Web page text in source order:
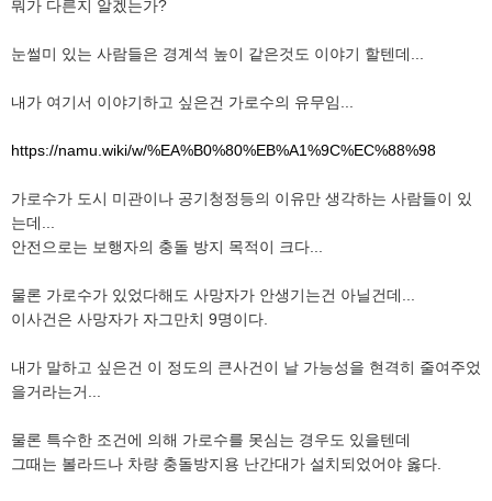
뭐가 다른지 알겠는가?
눈썰미 있는 사람들은 경계석 높이 같은것도 이야기 할텐데...
내가 여기서 이야기하고 싶은건 가로수의 유무임...
https://namu.wiki/w/%EA%B0%80%EB%A1%9C%EC%88%98
가로수가 도시 미관이나 공기청정등의 이유만 생각하는 사람들이 있
는데...
안전으로는 보행자의 충돌 방지 목적이 크다...
물론 가로수가 있었다해도 사망자가 안생기는건 아닐건데...
이사건은 사망자가 자그만치 9명이다.
내가 말하고 싶은건 이 정도의 큰사건이 날 가능성을 현격히 줄여주었
을거라는거...
물론 특수한 조건에 의해 가로수를 못심는 경우도 있을텐데
그때는 볼라드나 차량 충돌방지용 난간대가 설치되었어야 옳다.